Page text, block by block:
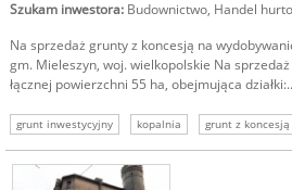
Szukam inwestora: Budownictwo, Handel
Na sprzedaż grunty z koncesją na
gm. Mieleszyn, woj. wielkopolskie Na
łącznej powierzchni 55 ha, obejmująca
grunt inwestycyjny kopalnia grunt z koncesją